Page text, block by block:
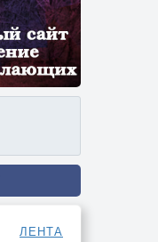
ЛЕНТА